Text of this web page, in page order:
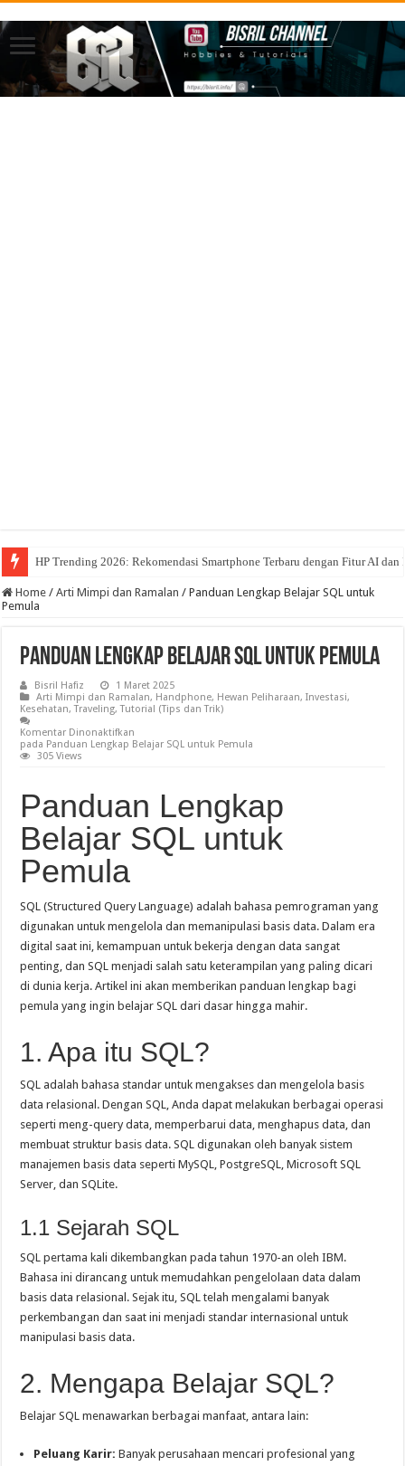
HP Trending 2026: Rekomendasi Smartphone Terbaru dengan Fitur AI dan
TheoTown: Game Simulasi Kota Yang Viral
Home / Arti Mimpi dan Ramalan / Panduan Lengkap Belajar SQL untuk
Pemula
Panduan Lengkap Belajar SQL untuk Pemula
Bisril Hafiz
1 Maret 2025
Arti Mimpi dan Ramalan, Handphone, Hewan Peliharaan,Investasi,
Kesehatan,Traveling,Tutorial (Tips dan Trik)
Komentar Dinonaktifkan
pada Panduan Lengkap Belajar SQL untuk Pemula
305 Views
Panduan Lengkap
Belajar SQL untuk
Pemula
SQL (Structured Query Language) adalah bahasa pemrograman yang
digunakan untuk mengelola dan memanipulasi basis data. Dalam era
digital saat ini, kemampuan untuk bekerja dengan data sangat
penting, dan SQL menjadi salah satu keterampilan yang paling dicari
di dunia kerja. Artikel ini akan memberikan panduan lengkap bagi
pemula yang ingin belajar SQL dari dasar hingga mahir.
1. Apa itu SQL?
SQL adalah bahasa standar untuk mengakses dan mengelola basis
data relasional. Dengan SQL, Anda dapat melakukan berbagai operasi
seperti meng-query data, memperbarui data, menghapus data, dan
membuat struktur basis data. SQL digunakan oleh banyak sistem
manajemen basis data seperti MySQL, PostgreSQL, Microsoft SQL
Server, dan SQLite.
1.1 Sejarah SQL
SQL pertama kali dikembangkan pada tahun 1970-an oleh IBM.
Bahasa ini dirancang untuk memudahkan pengelolaan data dalam
basis data relasional. Sejak itu, SQL telah mengalami banyak
perkembangan dan saat ini menjadi standar internasional untuk
manipulasi basis data.
2. Mengapa Belajar SQL?
Belajar SQL menawarkan berbagai manfaat, antara lain:
Peluang Karir: Banyak perusahaan mencari profesional yang